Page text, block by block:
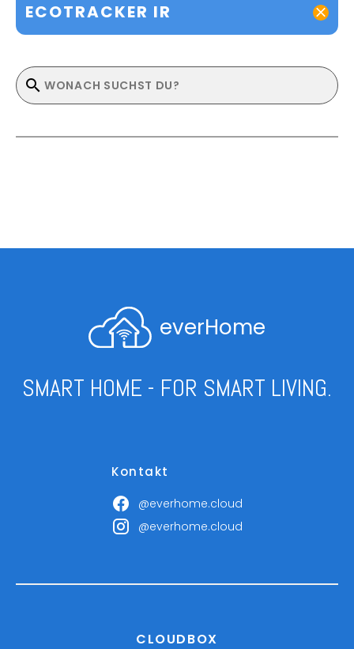
ECOTRACKER IR
everHome
SMART HOME - FOR SMART LIVING.
Kontakt
@everhome.cloud
@everhome.cloud
CLOUDBOX